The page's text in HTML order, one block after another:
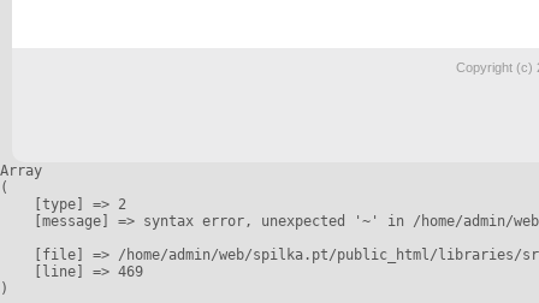
Copyright (c)
Array
(
    [type] => 2
[message] => syntax error, unexpected '~' in /home/admin/
[file] => /home/admin/web/spilka.pt/public_html/libraries/
    [line] => 469